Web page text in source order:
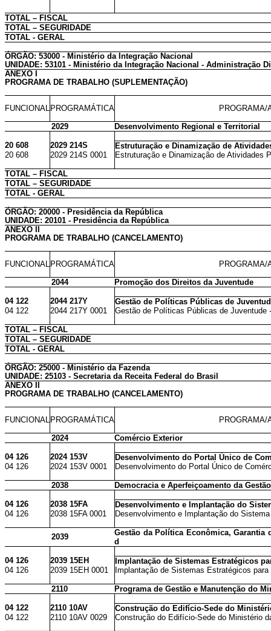
TOTAL – FISCAL
TOTAL – SEGURIDADE
TOTAL - GERAL
ÓRGÃO: 53000 - Ministério da Integração Nacional
UNIDADE: 53101 - Ministério da Integração Nacional - Administração
ANEXO I
PROGRAMA DE TRABALHO (SUPLEMENTAÇÃO)
FUNCIONAL PROGRAMÁTICA
PROGRAMA/
2029
Desenvolvimento Regional e Territorial
20 608 2029 214S
Estruturação e Dinamização de
20 608
2029 214S 0001 Estruturação e Dinamização de Atividades
TOTAL – FISCAL
TOTAL – SEGURIDADE
TOTAL - GERAL
ÓRGÃO: 20000 - Presidência da República
UNIDADE: 20101 - Presidência da República
ANEXO II
PROGRAMA DE TRABALHO (CANCELAMENTO)
FUNCIONAL PROGRAMÁTICA
PROGRAMA/
2044
Promoção dos Direitos da Juventude
04 122 2044 217Y
Gestão de Políticas Públicas de
04 122
2044 217Y 0001 Gestão de Políticas Públicas de Juventude
TOTAL – FISCAL
TOTAL – SEGURIDADE
TOTAL - GERAL
ÓRGÃO: 25000 - Ministério da Fazenda
UNIDADE: 25103 - Secretaria da Receita Federal do Brasil
ANEXO II
PROGRAMA DE TRABALHO (CANCELAMENTO)
FUNCIONAL PROGRAMÁTICA
PROGRAMA/
2024
Comércio Exterior
04 126 2024 153V
Desenvolvimento do Portal Único de
04 126
2024 153V 0001 Desenvolvimento do Portal Único de
2038 Democracia e Aperfeiçoamento da
04 126 2038 15FA
Desenvolvimento e Implantação do
04 126
2038 15FA 0001 Desenvolvimento e Implantação do
2039
Gestão da Política Econômica, Garantia
d
04 126 2039 15EH
Implantação de Sistemas Estratégicos
04 126
2039 15EH 0001 Implantação de Sistemas Estratégicos
2110 Programa de Gestão e Manutenção do
04 122 2110 10AV
Construção do Edifício-Sede do
04 122
2110 10AV 0029 Construção do Edifício-Sede do Ministério